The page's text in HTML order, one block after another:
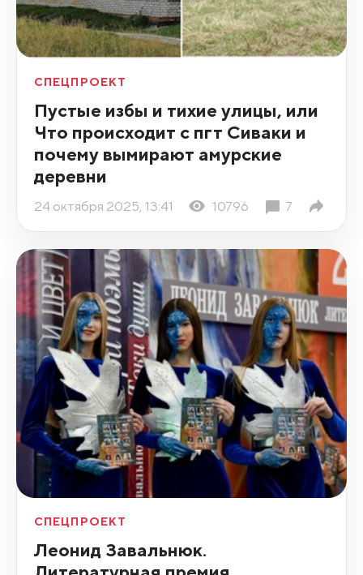
СПЕЦПРОЕКТ
Пустые избы и тихие улицы, или
Что происходит с пгт Сиваки и
почему вымирают амурские
деревни
24 октября 2025, 13:41 10796 7
СПЕЦПРОЕКТ
Леонид Завальнюк.